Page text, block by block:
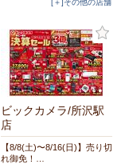
[＋]その他の店舗
ビックカメラ/所沢駅
店
【8/8(土)〜8/16(日)】売り切
れ御免！…